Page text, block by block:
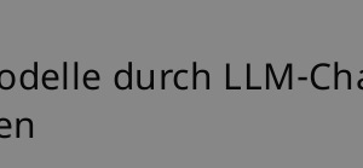
durch LLM-